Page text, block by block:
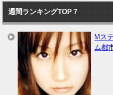
週間ランキングTOP７
Mス
ム都